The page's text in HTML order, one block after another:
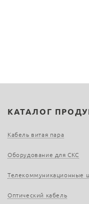
КАТАЛОГ
Кабель витая пара
Оборудование для СКС
Телекоммуникационные
Оптический кабель